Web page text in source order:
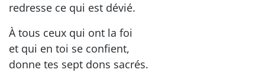
redresse ce qui est dévié.
À tous ceux qui ont la foi
et qui en toi se confient,
donne tes sept dons sacrés.